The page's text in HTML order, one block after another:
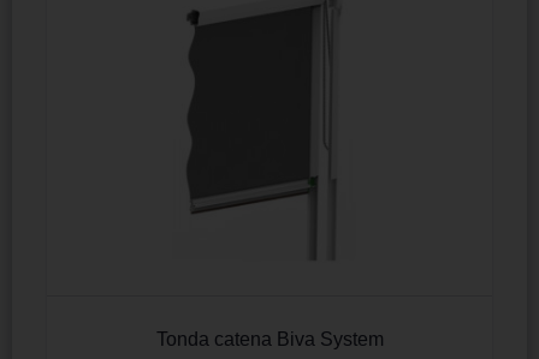
Tonda catena Biva System